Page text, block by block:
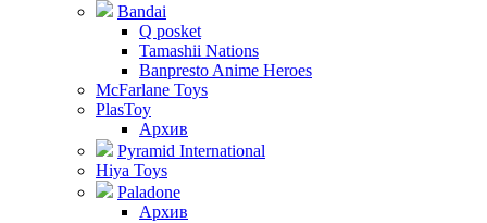
Bandai
Q posket
Tamashii Nations
Banpresto Anime Heroes
McFarlane Toys
PlasToy
Архив
Pyramid International
Hiya Toys
Paladone
Архив